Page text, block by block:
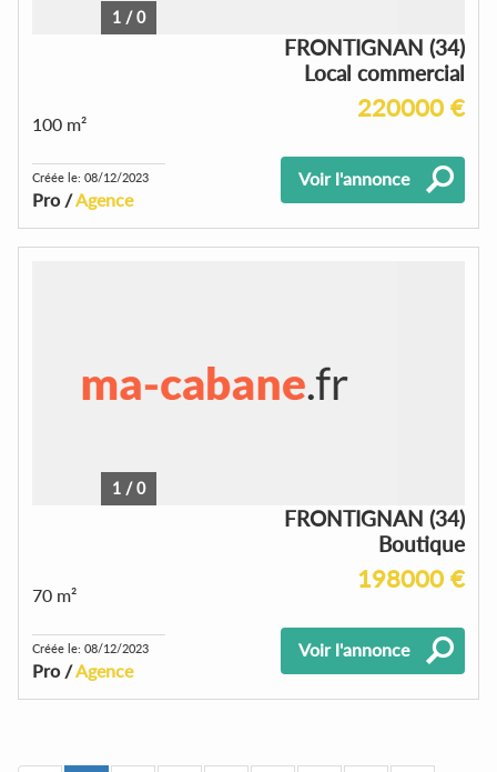
1 /0
FRONTIGNAN (34)
Local commercial
220000 €
100 m²
Créée le: 08/12/2023
Pro /Agence
Voir l'annonce
1 /0
FRONTIGNAN (34)
Boutique
198000 €
70 m²
Créée le: 08/12/2023
Pro /Agence
Voir l'annonce